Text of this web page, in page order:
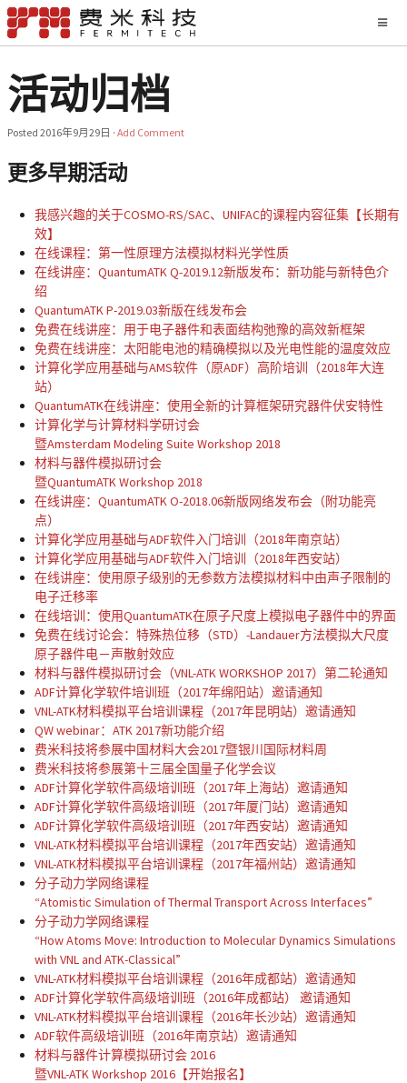
活动归档
Posted 2016年9月29日 · Add Comment
更多早期活动
我感兴趣的关于COSMO-RS/SAC、UNIFAC的课程内容征集【长期有
效】
在线课程：第一性原理方法模拟材料光学性质
在线讲座：QuantumATK Q-2019.12新版发布：新功能与新特色介
绍
QuantumATK P-2019.03新版在线发布会
免费在线讲座：用于电子器件和表面结构弛豫的高效新框架
免费在线讲座：太阳能电池的精确模拟以及光电性能的温度效应
计算化学应用基础与AMS软件（原ADF）高阶培训（2018年大连
站）
QuantumATK在线讲座：使用全新的计算框架研究器件伏安特性
计算化学与计算材料学研讨会
暨Amsterdam Modeling Suite Workshop 2018
材料与器件模拟研讨会
暨QuantumATK Workshop 2018
在线讲座：QuantumATK O-2018.06新版网络发布会（附功能亮
点）
计算化学应用基础与ADF软件入门培训（2018年南京站）
计算化学应用基础与ADF软件入门培训（2018年西安站）
在线讲座：使用原子级别的无参数方法模拟材料中由声子限制的
电子迁移率
在线培训：使用QuantumATK在原子尺度上模拟电子器件中的界面
免费在线讨论会：特殊热位移（STD）-Landauer方法模拟大尺度
原子器件电－声散射效应
材料与器件模拟研讨会（VNL-ATK WORKSHOP 2017）第二轮通知
ADF计算化学软件培训班（2017年绵阳站）邀请通知
VNL-ATK材料模拟平台培训课程（2017年昆明站）邀请通知
QW webinar：ATK 2017新功能介绍
费米科技将参展中国材料大会2017暨银川国际材料周
费米科技将参展第十三届全国量子化学会议
ADF计算化学软件高级培训班（2017年上海站）邀请通知
ADF计算化学软件高级培训班（2017年厦门站）邀请通知
ADF计算化学软件高级培训班（2017年西安站）邀请通知
VNL-ATK材料模拟平台培训课程（2017年西安站）邀请通知
VNL-ATK材料模拟平台培训课程（2017年福州站）邀请通知
分子动力学网络课程
“Atomistic Simulation of Thermal Transport Across Interfaces”
分子动力学网络课程
“How Atoms Move: Introduction to Molecular Dynamics Simulations
with VNL and ATK-Classical”
VNL-ATK材料模拟平台培训课程（2016年成都站）邀请通知
ADF计算化学软件高级培训班（2016年成都站） 邀请通知
VNL-ATK材料模拟平台培训课程（2016年长沙站）邀请通知
ADF软件高级培训班（2016年南京站）邀请通知
材料与器件计算模拟研讨会 2016
暨VNL-ATK Workshop 2016【开始报名】